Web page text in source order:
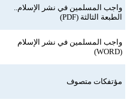
واجب المسلمين في نشر الإسلام..
الطبعة الثالثة (PDF)
واجب المسلمين في نشر الإسلام
(WORD)
مؤتفكات متصوف